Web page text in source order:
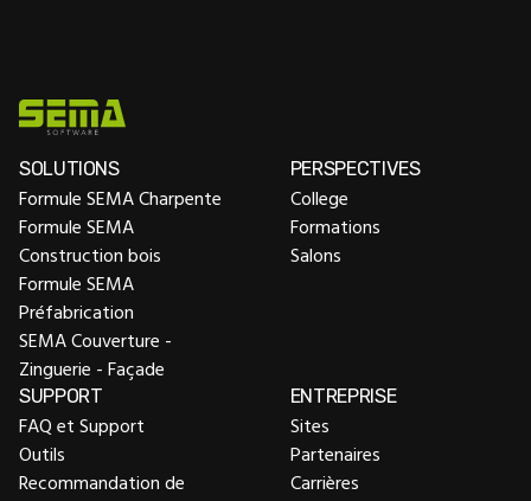
SOLUTIONS
Formule SEMA Charpente
Formule SEMA
Construction bois
Formule SEMA
Préfabrication
SEMA Couverture -
Zinguerie - Façade
PERSPECTIVES
College
Formations
Salons
SUPPORT
FAQ et Support
Outils
Recommandation de
ENTREPRISE
Sites
Partenaires
Carrières